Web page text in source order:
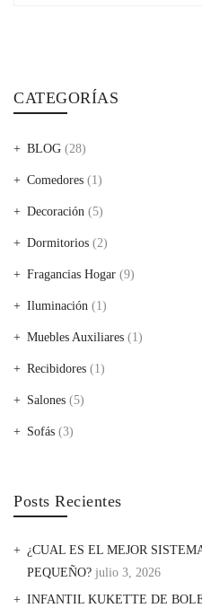
CATEGORÍAS
BLOG (28)
Comedores (1)
Decoración (5)
Dormitorios (2)
Fragancias Hogar (9)
Iluminación (1)
Muebles Auxiliares (1)
Recibidores (1)
Salones (5)
Sofás (3)
Posts Recientes
¿CUAL ES EL MEJOR
PEQUEÑO? julio 3, 2026
INFANTIL KUKETTE DE